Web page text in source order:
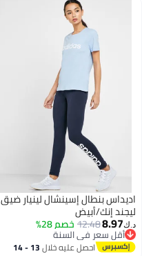
اديداس بنطال إسينشال لينيار ضيق
ليجند إنك/أبيض
د.ك‏8.97
12.48خصم 28%
أقل سعر في السنة
أقل سعر في السنة
احصل عليه خلال 13 - 14